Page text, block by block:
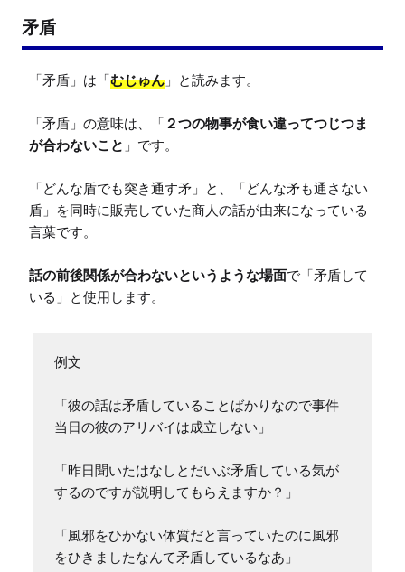
矛盾
「矛盾」は「むじゅん 」と読みます。
「矛盾」の意味は、「 ２つの物事が食い違ってつじつま
が合わないこと 」です。
「どんな盾でも突き通す矛」と、「どんな矛も通さない
盾」を同時に販売していた商人の話が由来になっている
言葉です。
話の前後関係が合わないというような場面で「矛盾して
いる」と使用します。
例文
「彼の話は矛盾していることばかりなので事件
当日の彼のアリバイは成立しない」
「昨日聞いたはなしとだいぶ矛盾している気が
するのですが説明してもらえますか？」
「風邪をひかない体質だと言っていたのに風邪
をひきましたなんて矛盾しているなあ」